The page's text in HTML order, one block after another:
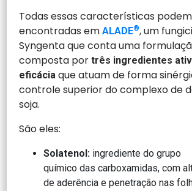
Todas essas características
encontradas emALADE®, um
Syngenta que conta uma
composta por três ingredientes
eficáciaque atuam de forma
controle superior do complexo de
soja.
São eles:
Solatenol: ingrediente do grupo
químico das carboxamidas, com
de aderência e penetração nas